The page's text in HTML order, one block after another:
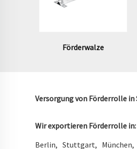
Förderwalze
Versorgung von Förderrolle
Wir exportieren Förderrolle in:
Berlin
Stuttgart München